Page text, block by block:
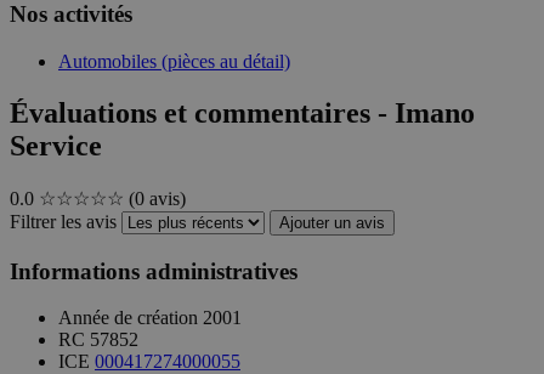
Nos activités
Automobiles (pièces au détail)
Évaluations et commentaires - Imano
Service
0.0 ☆☆☆☆☆ (0 avis)
Filtrer les avis
Ajouter un avis
Informations administratives
Année de création 2001
RC 57852
ICE 000417274000055